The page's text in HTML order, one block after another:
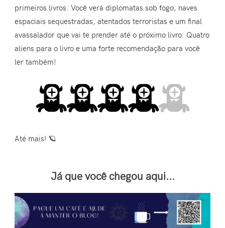
primeiros livros. Você verá diplomatas sob fogo, naves
espaciais sequestradas, atentados terroristas e um final
avassalador que vai te prender até o próximo livro. Quatro
aliens para o livro e uma forte recomendação para você
ler também!
Até mais! 🪐
Já que você chegou aqui...